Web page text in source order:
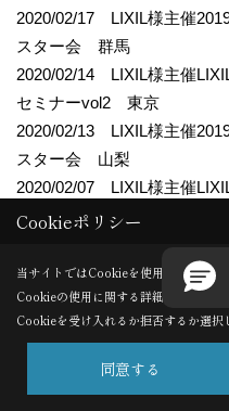
2020/02/17 LIXIL様主催
スター会 群馬
2020/02/14 LIXIL様主催
セミナーvol2 東京
2020/02/13 LIXIL様主催
スター会 山梨
2020/02/07 LIXIL様主催
セミナーvol1 東京
2020/02/06 LIXIL様主催
2020/02/06 LIXIL様主催
成果を上げるためのSNS活用
2020/02/05 LIXIL様主催
Cookieポリシー
当サイトではCookieを使用します。
Cookieの使用に関する詳細は 「プラ
Cookieを受け入れるか拒否するか選択
同意する